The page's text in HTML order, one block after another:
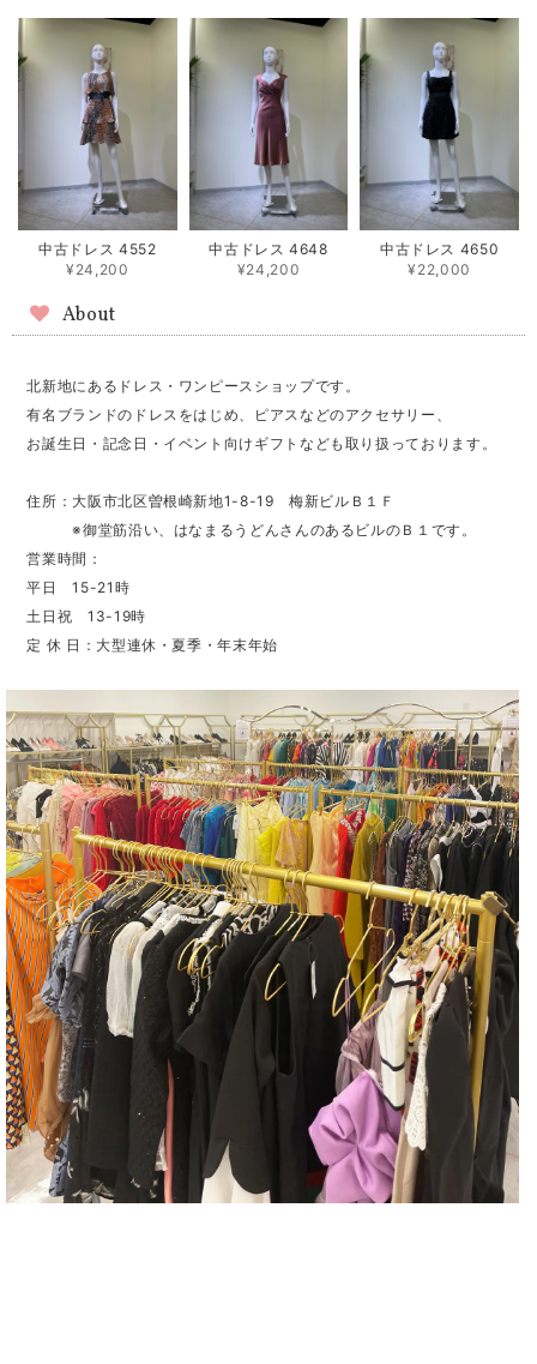
中古ドレス 4552
¥24,200
中古ドレス 4648
¥24,200
中古ドレス 4650
¥22,000
About
北新地にあるドレス・ワンピースショップです。
有名ブランドのドレスをはじめ、ピアスなどのアクセサリー、
お誕生日・記念日・イベント向けギフトなども取り扱っております。
住所：大阪市北区曽根崎新地1-8-19 梅新ビルＢ１Ｆ
※御堂筋沿い、はなまるうどんさんのあるビルのＢ１です。
営業時間：
平日 15-21時
土日祝 13-19時
定 休 日：大型連休・夏季・年末年始